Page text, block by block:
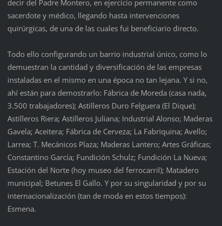
decir del Padre Montero, en ejercicio permanente como
sacerdote y médico, llegando hasta intervenciones
quirúrgicas, de una de las cuales fui beneficiario directo.
Todo ello configurando un barrio industrial único, como lo
demuestran la cantidad y diversificación de las empresas
instaladas en el mismo en una época no tan lejana. Y si no,
ahí están para demostrarlo: Fábrica de Moreda (casa nada,
3.500 trabajadores); Astilleros Duro Felguera (El Dique);
Astilleros Riera; Astilleros Juliana; Industrial Alonso; Maderas
Gavela; Aceitera; Fábrica de Cerveza; La Fabriquina; Avello;
Larrea; T. Mecánicos Plaza; Maderas Lantero; Artes Gráficas;
Constantino García; Fundición Schulz; Fundición La Nueva;
Estación del Norte (hoy museo del ferrocarril); Matadero
municipal; Betunes El Gallo. Y por su singularidad y por su
internacionalización (tan de moda en estos tiempos):
Esmena.